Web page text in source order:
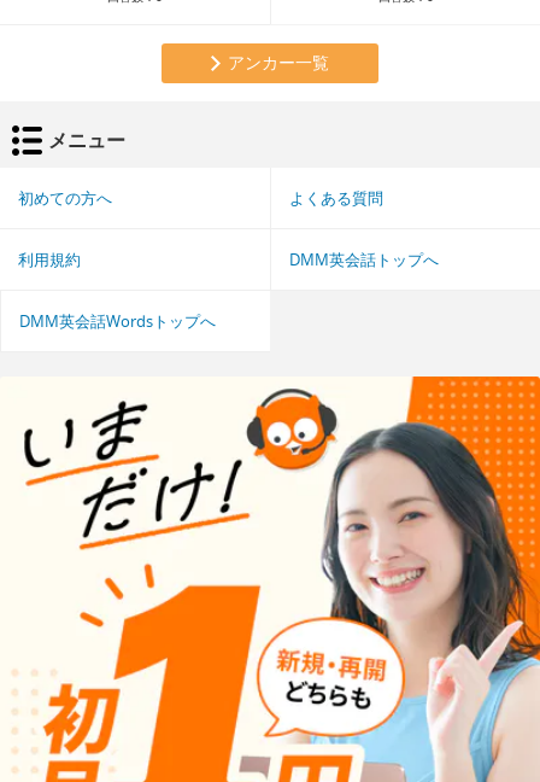
アンカー一覧
メニュー
初めての方へ よくある質問
利用規約 DMM英会話トップへ
DMM英会話Wordsトップへ